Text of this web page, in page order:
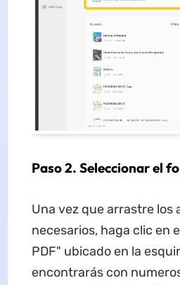
Paso 2. Seleccionar el
Una vez que arrastre los
necesarios, haga clic en
PDF" ubicado en la
encontrarás con